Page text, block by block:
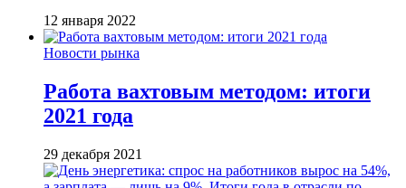
12 января 2022
Новости рынка
Работа вахтовым методом: итоги
2021 года
29 декабря 2021